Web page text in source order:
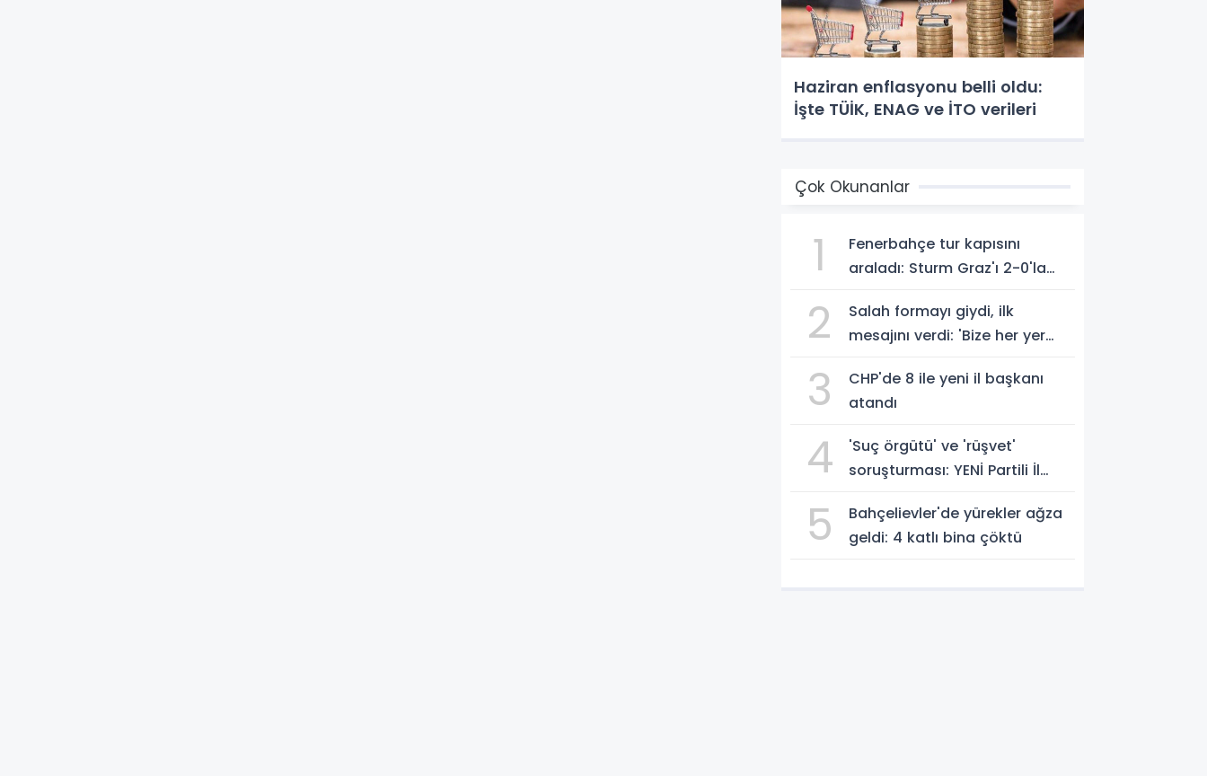
Haziran enflasyonu belli oldu:
İşte TÜİK, ENAG ve İTO verileri
Çok Okunanlar
1
Fenerbahçe tur kapısını
araladı: Sturm Graz'ı 2-0'la
2
Salah formayı giydi, ilk
mesajını verdi: 'Bize her yer
3
CHP'de 8 ile yeni il başkanı
atandı
4
'Suç örgütü' ve 'rüşvet'
soruşturması: YENİ Partili İl
gözaltında
5
Bahçelievler'de yürekler ağza
geldi: 4 katlı bina çöktü